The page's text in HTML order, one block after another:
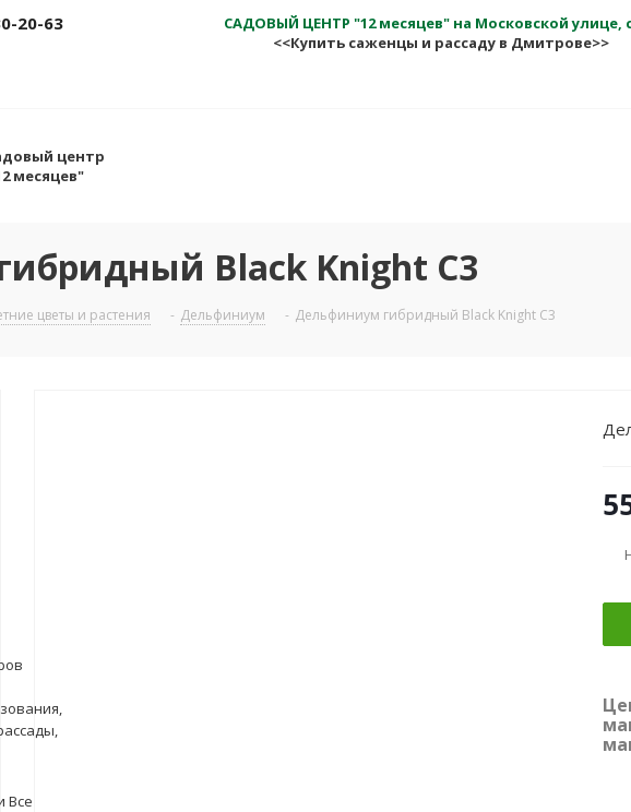
20-63
САДОВЫЙ ЦЕНТР "12 месяцев" на Московской
<<Купить саженцы и рассаду в Дмитрове>>
центр
месяцев"
Black Knight C3
цветы и растения - Дельфиниум - Дельфиниум гибридный Black Knight C3
Все